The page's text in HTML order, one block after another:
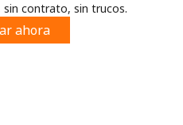
o
sin contrato, sin trucos.
ahora